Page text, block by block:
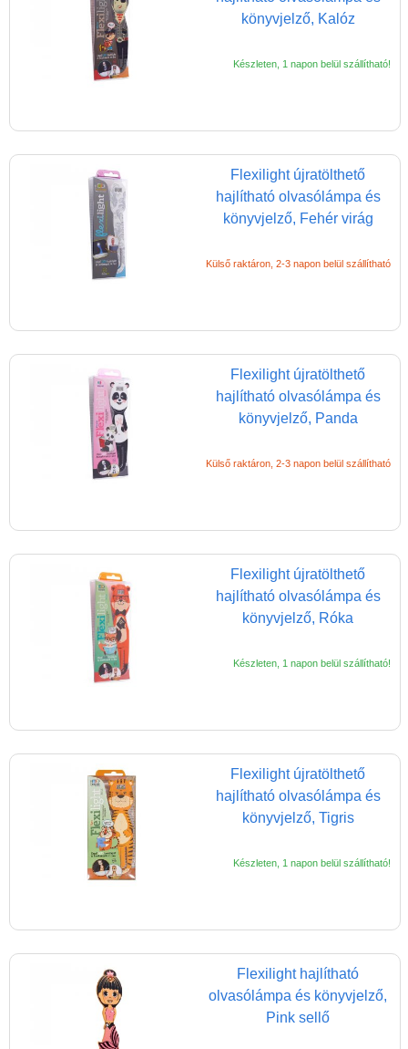
könyvjelző, Kalóz
Készleten, 1 napon belül szállítható!
Flexilight újratölthető
hajlítható olvasólámpa és
könyvjelző, Fehér virág
Külső raktáron, 2-3 napon belül szállítható
Flexilight újratölthető
hajlítható olvasólámpa és
könyvjelző, Panda
Külső raktáron, 2-3 napon belül szállítható
Flexilight újratölthető
hajlítható olvasólámpa és
könyvjelző, Róka
Készleten, 1 napon belül szállítható!
Flexilight újratölthető
hajlítható olvasólámpa és
könyvjelző, Tigris
Készleten, 1 napon belül szállítható!
Flexilight hajlítható
olvasólámpa és könyvjelző,
Pink sellő